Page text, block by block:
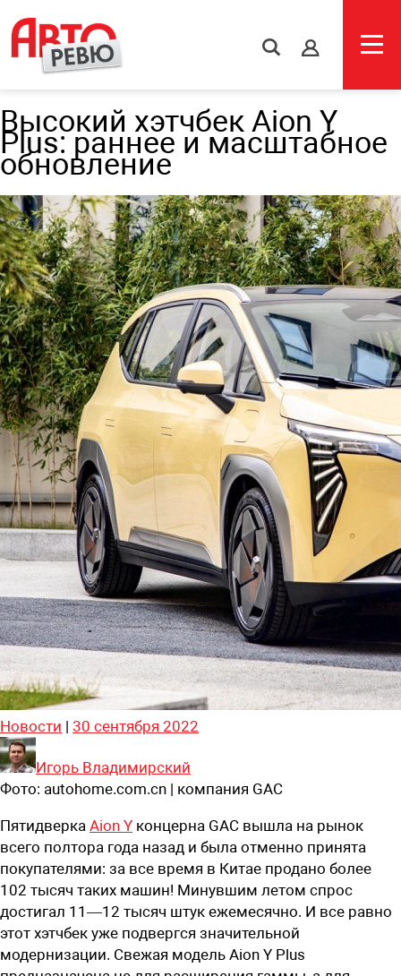
s
Высокий хэтчбек Aion Y
Plus: раннее и масштабное
обновление
Новости | 30 сентября 2022
Игорь Владимирский
Фото: autohome.com.cn | компания GAC
Пятидверка Aion Y концерна GAC вышла на рынок
всего полтора года назад и была отменно принята
покупателями: за все время в Китае продано более
102 тысяч таких машин! Минувшим летом спрос
достигал 11—12 тысяч штук ежемесячно. И все равно
этот хэтчбек уже подвергся значительной
модернизации. Свежая модель Aion Y Plus